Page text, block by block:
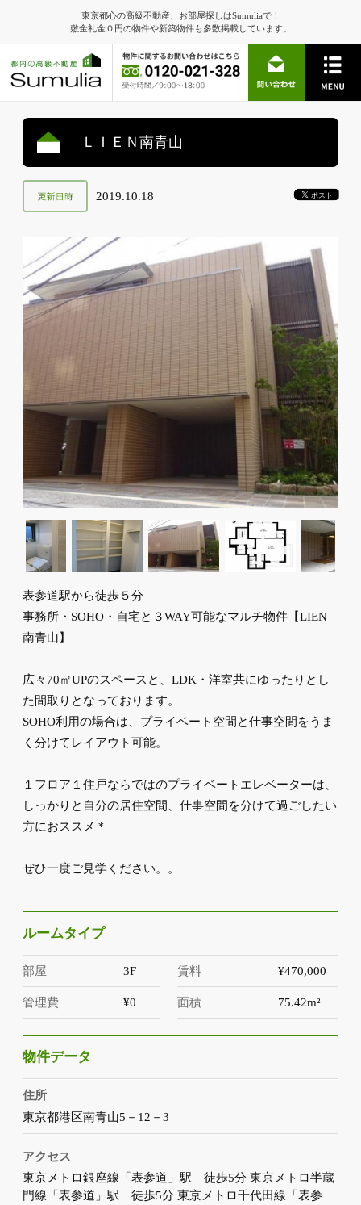
東京都心の高級不動産、お部屋探しはSumuliaで！
敷金礼金０円の物件や新築物件も多数掲載しています。
ＬＩＥＮ南青山
2019.10.18
表参道駅から徒歩５分
事務所・SOHO・自宅と３WAY可能なマルチ物件【LIEN
南青山】
広々70㎡UPのスペースと、LDK・洋室共にゆったりとし
た間取りとなっております。
SOHO利用の場合は、プライベート空間と仕事空間をうま
く分けてレイアウト可能。
１フロア１住戸ならではのプライベートエレベーターは、
しっかりと自分の居住空間、仕事空間を分けて過ごしたい
方におススメ＊
ぜひ一度ご見学ください。。
ルームタイプ
部屋 3F 賃料 ¥470,000
管理費 ¥0 面積 75.42m²
物件データ
住所
東京都港区南青山5－12－3
アクセス
東京メトロ銀座線「表参道」駅 徒歩5分 東京メトロ半蔵
門線「表参道」駅 徒歩5分 東京メトロ千代田線「表参